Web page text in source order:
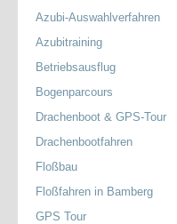
Azubi-Auswahlverfahren
Azubitraining
Betriebsausflug
Bogenparcours
Drachenboot & GPS-Tour
Drachenbootfahren
Floßbau
Floßfahren in Bamberg
GPS Tour